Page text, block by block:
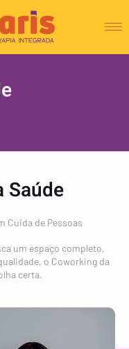
Saúde
Cuida de Pessoas
um espaço completo,
o Coworking da
certa.